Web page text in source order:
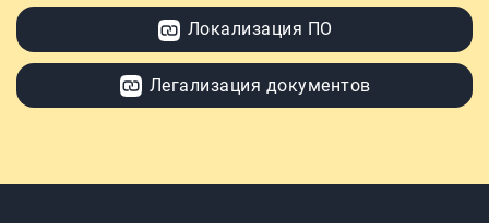
Локализация ПО
Легализация документов